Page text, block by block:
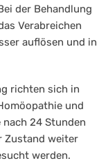
der Behandlung
Verabreichen
auflösen und in
richten sich in
und
24 Stunden
Zustand weiter
werden.